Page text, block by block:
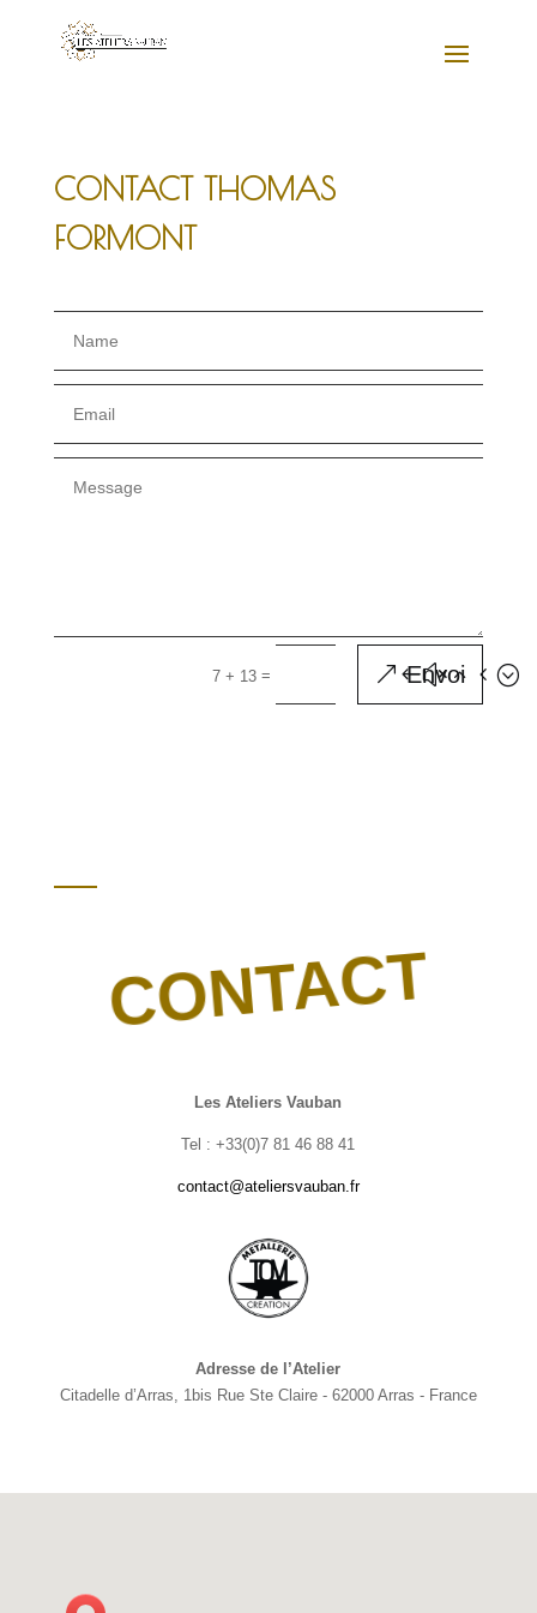
CONTACT THOMAS
FORMONT
7 + 13 = Envoi
CONTACT
Les Ateliers Vauban
Tel : +33(0)7 81 46 88 41
contact@ateliersvauban.fr
Adresse de l’Atelier
Citadelle d’Arras, 1bis Rue Ste Claire - 62000 Arras - France